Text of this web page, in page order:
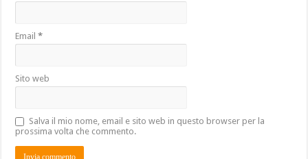
Email*
Sito web
Salva il mio nome, email e sito web in questo browser per la
prossima volta che commento.